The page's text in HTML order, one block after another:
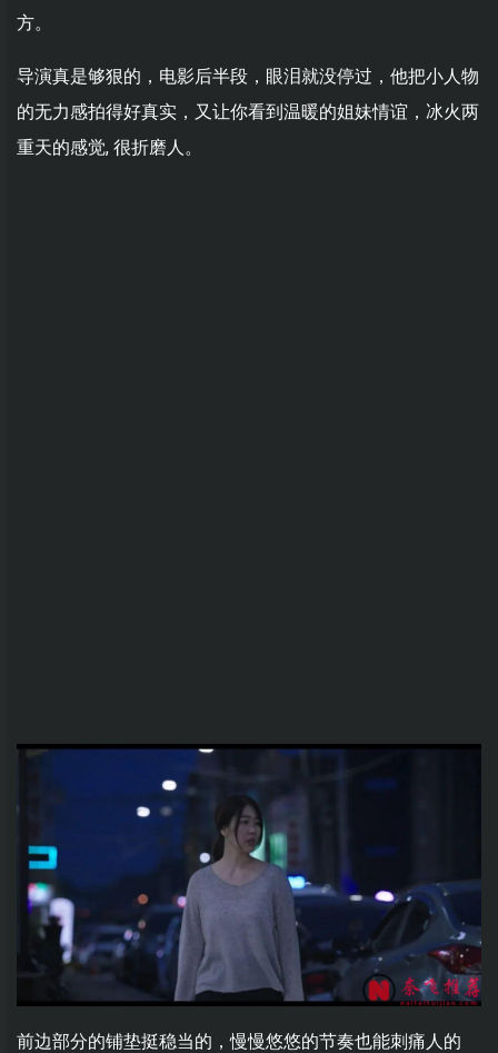
方。
导演真是够狠的，电影后半段，眼泪就没停过，他把小人物
的无力感拍得好真实，又让你看到温暖的姐妹情谊，冰火两
重天的感觉, 很折磨人。
前边部分的铺垫挺稳当的，慢慢悠悠的节奏也能刺痛人的